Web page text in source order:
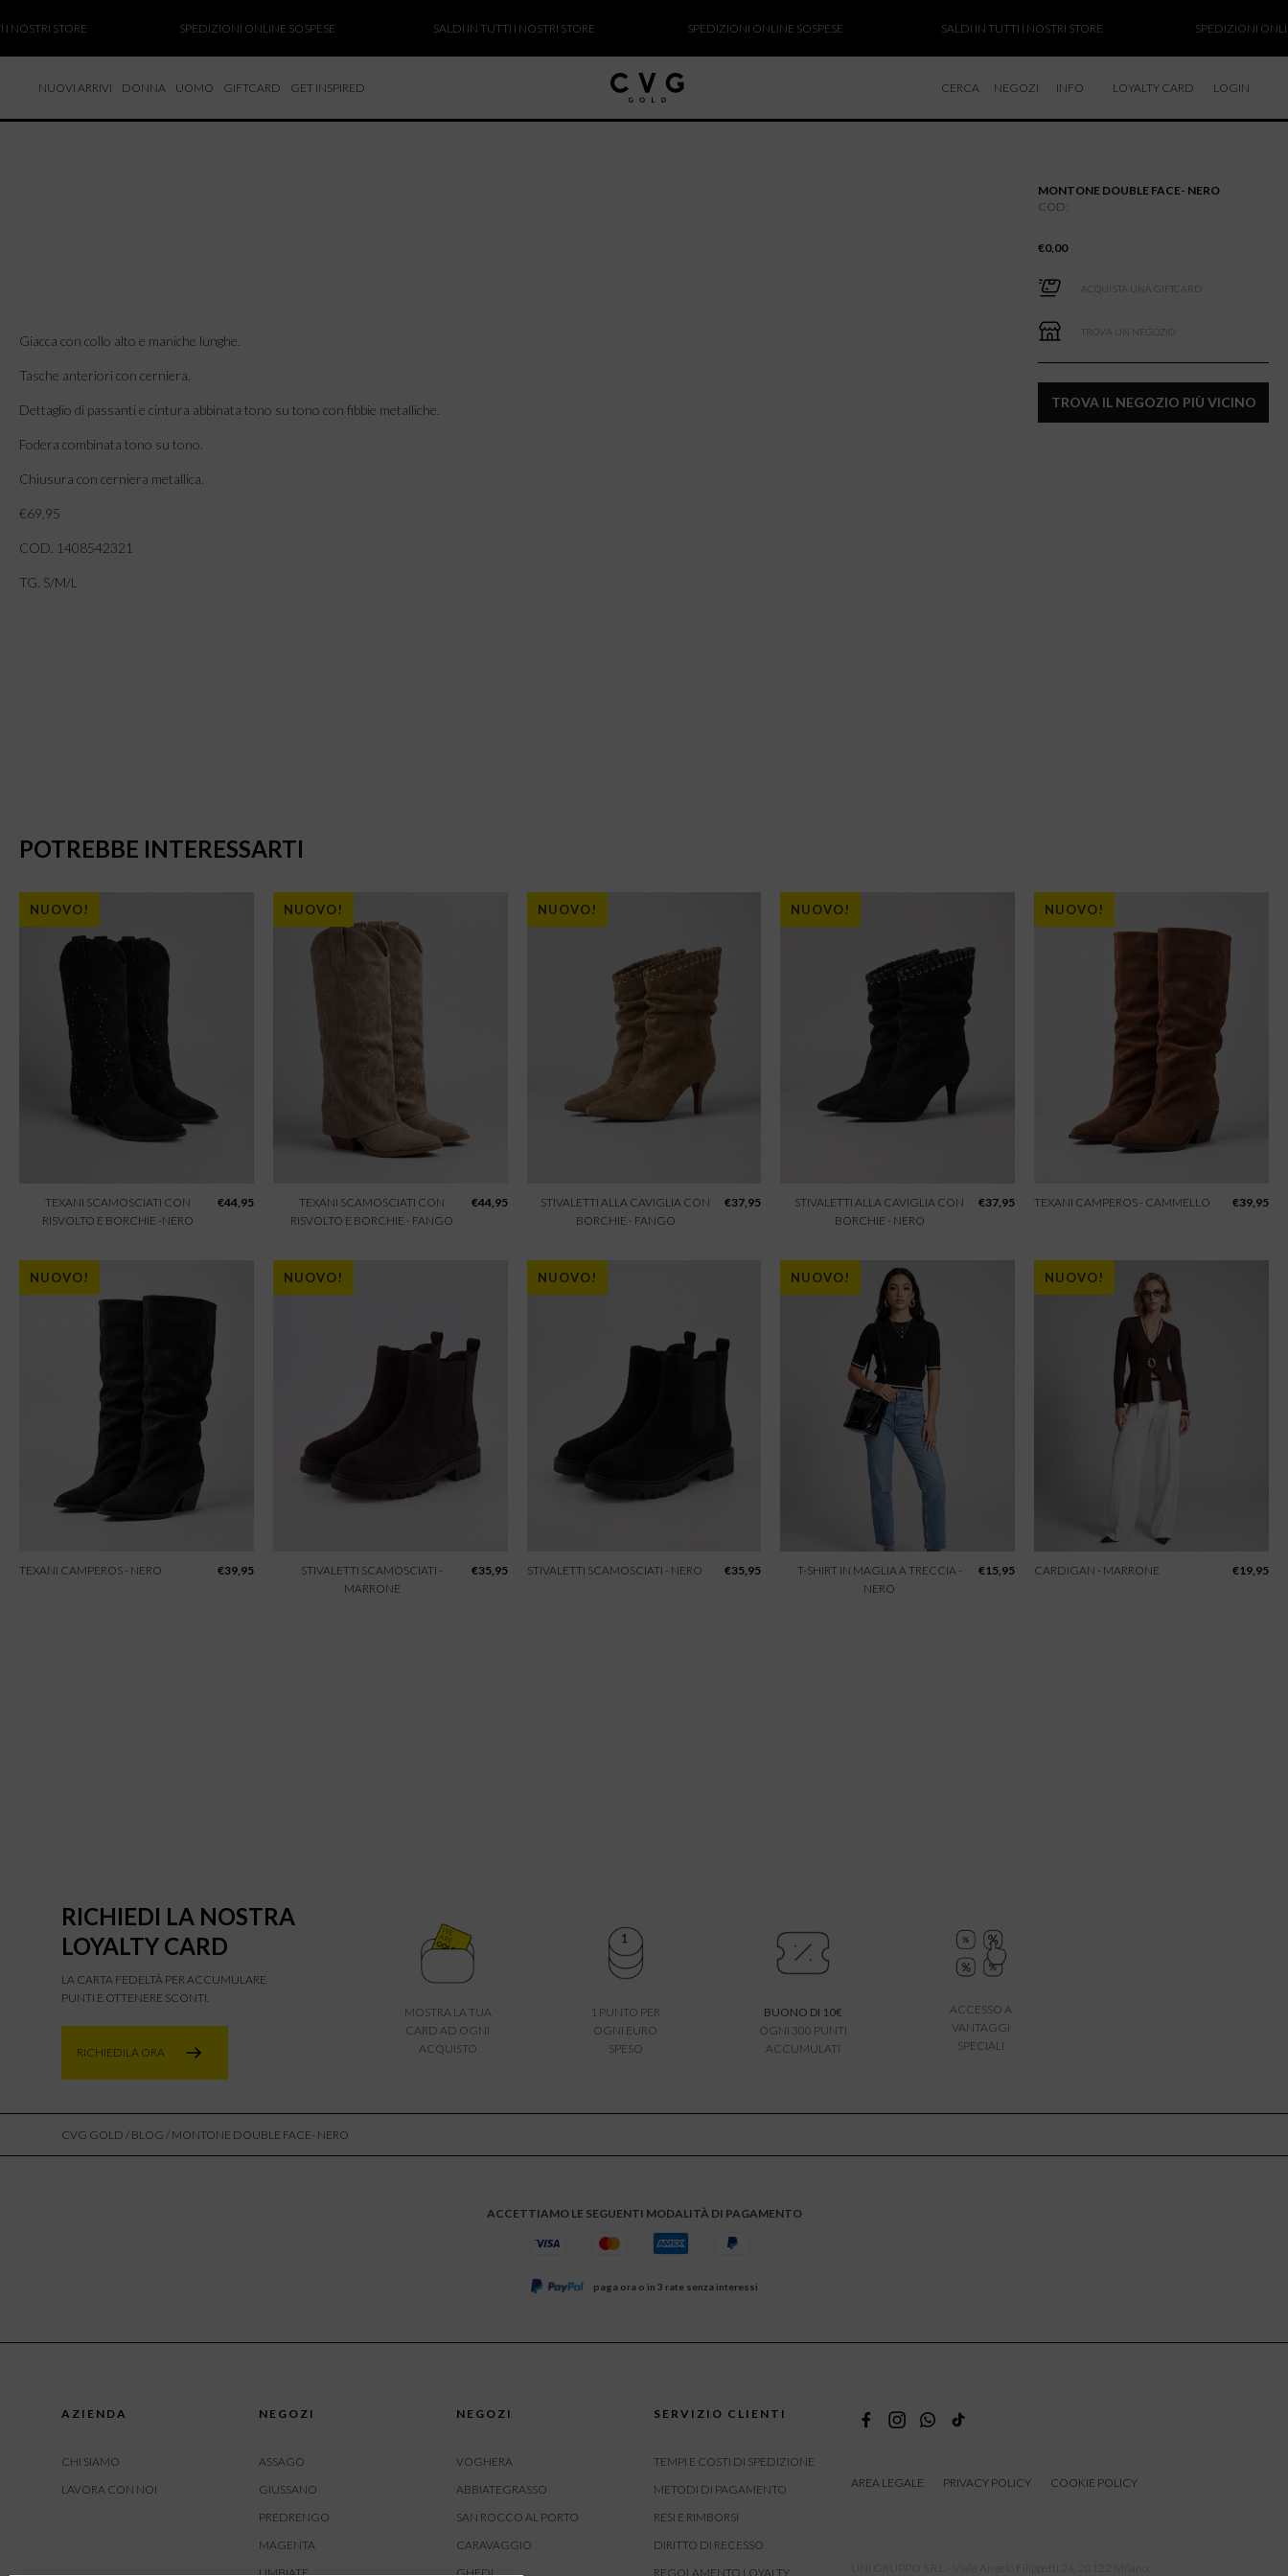
STORE SPEDIZIONI ONLINE SOSPESE SALDI IN TUTTI I NOSTRI STORE SPEDIZIONI ONLINE SOSPESE SALDI IN TUTTI I NOSTRI STORE SPEDIZIONI ONLINE
NUOVI ARRIVI DONNA UOMO GIFTCARD GET INSPIRED CERCA NEGOZI INFO
RESI E RIMBORSI
LOYALTY CARD LOGIN
ARRIVI
Giacca con collo alto e maniche lunghe.
Tasche anteriori con cerniera.
Dettaglio di passanti e cintura abbinata tono su tono con fibbie metalliche.
Fodera combinata tono su tono.
Chiusura con cerniera metallica.
€69,95
COD. 1408542321
TG. S/M/L
MONTONE DOUBLE FACE- NERO
COD:
€0,00
ACQUISTA UNA GIFTCARD
TROVA UN NEGOZIO
TROVA IL NEGOZIO PIÙ VICINO
POTREBBE INTERESSARTI
NUOVO!
TEXANI SCAMOSCIATI CON
RISVOLTO E BORCHIE -NERO
€44,95
NUOVO!
TEXANI SCAMOSCIATI CON
RISVOLTO E BORCHIE - FANGO
€44,95
NUOVO!
STIVALETTI ALLA CAVIGLIA CON
BORCHIE - FANGO
€37,95
NUOVO!
STIVALETTI ALLA CAVIGLIA CON
BORCHIE - NERO
€37,95
NUOVO!
TEXANI CAMPEROS - CAMMELLO €39,95
NUOVO!
TEXANI CAMPEROS - NERO €39,95
NUOVO!
STIVALETTI SCAMOSCIATI -
MARRONE
€35,95
NUOVO!
STIVALETTI SCAMOSCIATI - NERO €35,95
NUOVO!
T-SHIRT IN MAGLIA A TRECCIA -
NERO
€15,95
NUOVO!
CARDIGAN - MARRONE €19,95
RICHIEDI LA NOSTRA
LOYALTY CARD
LA CARTA FEDELTÀ PER ACCUMULARE
PUNTI E OTTENERE SCONTI.
RICHIEDILA ORA
MOSTRA LA TUA
CARD AD OGNI
ACQUISTO
1 PUNTO PER
OGNI EURO
SPESO
BUONO DI 10€
OGNI 300 PUNTI
ACCUMULATI
ACCESSO A
VANTAGGI
SPECIALI
CVG GOLD / BLOG / MONTONE DOUBLE FACE- NERO
ACCETTIAMO LE SEGUENTI MODALITÀ DI PAGAMENTO
paga ora o in 3 rate senza interessi
AZIENDA
CHI SIAMO
LAVORA CON NOI
NEGOZI
ASSAGO
GIUSSANO
PREDRENGO
MAGENTA
LIMBIATE
NEGOZI
VOGHERA
ABBIATEGRASSO
SAN ROCCO AL PORTO
CARAVAGGIO
GHEDI
SERVIZIO CLIENTI
TEMPI E COSTI DI SPEDIZIONE
METODI DI PAGAMENTO
RESI E RIMBORSI
DIRITTO DI RECESSO
REGOLAMENTO LOYALTY
AREA LEGALE PRIVACY POLICY COOKIE POLICY